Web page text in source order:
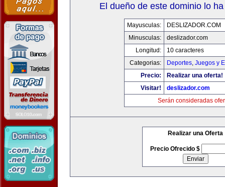
El dueño de este dominio lo
Mayusculas:
DESLIZADOR.COM
Minusculas:
deslizador.com
Longitud:
10 caracteres
Categorias:
Deportes, Juegos y
Precio:
Realizar una oferta!
Visitar!
deslizador.com
Serán consideradas
Realizar una Oferta
Precio Ofrecido $